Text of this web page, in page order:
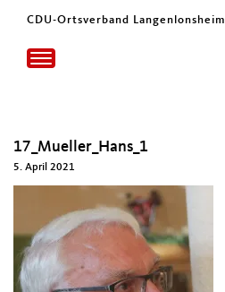
CDU-Ortsverband Langenlonsheim
Toggle
navigation
17_Mueller_Hans_1
5. April 2021